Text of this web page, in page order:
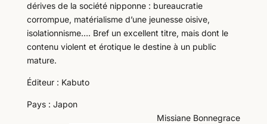
dérives de la société nipponne : bureaucratie
corrompue, matérialisme d’une jeunesse oisive,
isolationnisme…. Bref un excellent titre, mais dont le
contenu violent et érotique le destine à un public
mature.
Éditeur : Kabuto
Pays : Japon
Missiane Bonnegrace